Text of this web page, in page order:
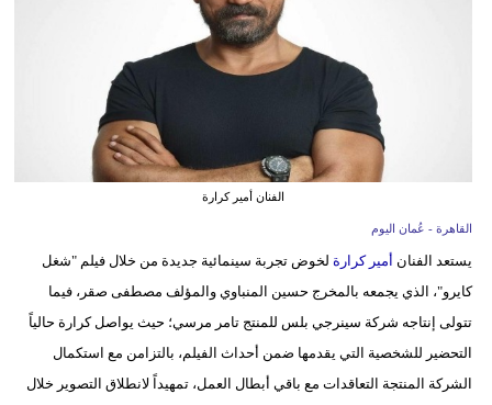
علوم
وتكنولوجيا
بيئة
مدوَّنات
الفنان أمير كرارة
القاهرة - عُمان اليوم
يستعد الفنان أمير كرارة لخوض تجربة سينمائية جديدة من خلال فيلم "شغل
كايرو"، الذي يجمعه بالمخرج حسين المنباوي والمؤلف مصطفى صقر، فيما
تتولى إنتاجه شركة سينرجي بلس للمنتج تامر مرسي؛ حيث يواصل كرارة حالياً
التحضير للشخصية التي يقدمها ضمن أحداث الفيلم، بالتزامن مع استكمال
الشركة المنتجة التعاقدات مع باقي أبطال العمل، تمهيداً لانطلاق التصوير خلال